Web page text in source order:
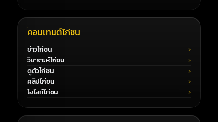
คอนเทนต์ไก่ชน
ข่าวไก่ชน
วิเคราะห์ไก่ชน
ดูตัวไก่ชน
คลิปไก่ชน
ไฮไลท์ไก่ชน